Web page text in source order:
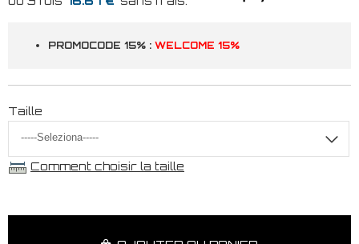
PROMOCODE 15% : WELCOME 15%
Taille
Comment choisir la taille